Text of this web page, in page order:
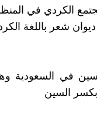
الكردي في
شعر باللغة
في السعودية
بكسر السين